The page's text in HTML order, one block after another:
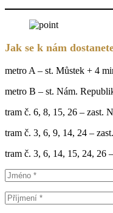
Jak se k nám
metro A – st. Můstek + 4
metro B – st. Nám.
tram č. 6, 8, 15, 26 – zast.
tram č. 3, 6, 9, 14, 24 –
tram č. 3, 6, 14, 15, 24, 26